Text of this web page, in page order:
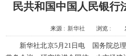
民共和国中国人民银行
来源 : 新华社 浏览 :
新华社北京5月21日电 国务院总